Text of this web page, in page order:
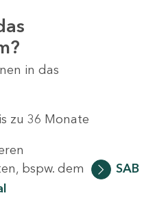
in das
zu 36 Monate
bspw. dem
SAB